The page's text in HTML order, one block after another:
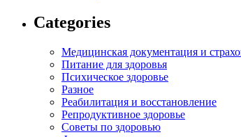
Categories
Медицинская документация и
Питание для здоровья
Психическое здоровье
Разное
Реабилитация и восстановление
Репродуктивное здоровье
Советы по здоровью